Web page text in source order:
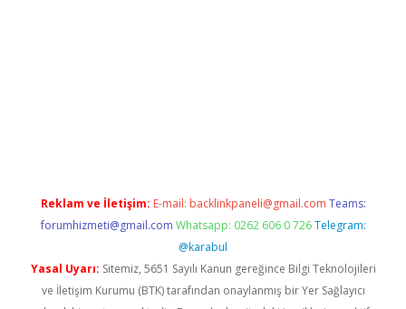
Reklam ve İletişim: E-mail: backlinkpaneli@gmail.com Teams:
forumhizmeti@gmail.com Whatsapp: 0262 606 0 726 Telegram:
@karabul
Yasal Uyarı: Sitemiz, 5651 Sayılı Kanun gereğince Bilgi Teknolojileri
ve İletişim Kurumu (BTK) tarafından onaylanmış bir Yer Sağlayıcı